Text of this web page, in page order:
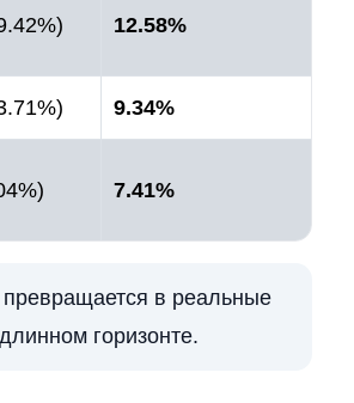
12.58%
9.34%
7.41%
в реальные
горизонте.